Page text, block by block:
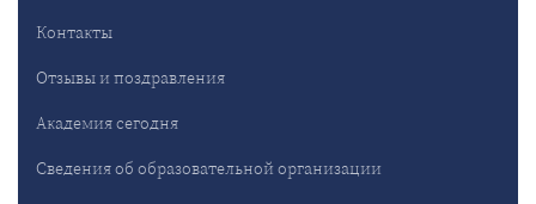
Контакты
Отзывы и поздравления
Академия сегодня
Сведения об образовательной организации